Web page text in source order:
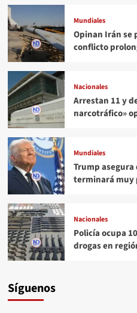
Mundiales
Opinan Irán se
conflicto
Nacionales
Arrestan 11 y
narcotráfico»
Mundiales
Trump
terminará muy
Nacionales
Policía ocupa
drogas en
Síguenos